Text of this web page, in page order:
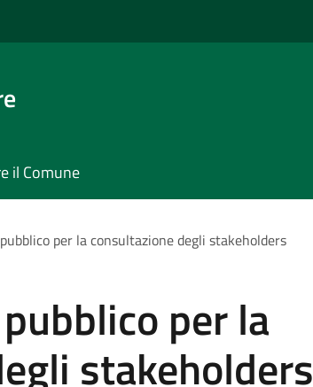
il Comune
per la consultazione degli stakeholders
per la
stakeholders